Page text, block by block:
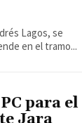
Lagos, se
en el tramo...
para el